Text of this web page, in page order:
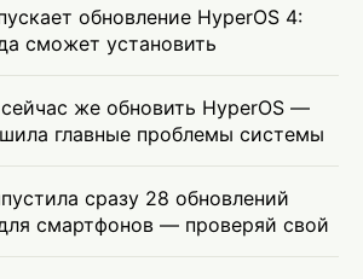
обновление HyperOS 4:
сможет установить
же обновить HyperOS —
главные проблемы системы
сразу 28 обновлений
смартфонов — проверяй свой